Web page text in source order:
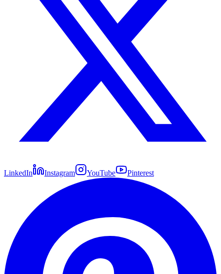
LinkedIn Instagram YouTube Pinterest